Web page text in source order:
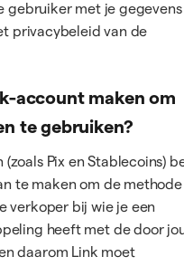
gebruiker met je gegevens
privacybeleid van de
account maken om
te gebruiken?
Pix en Stablecoins)
te maken om de
verkoper bij wie je een
heeft met de door
daarom Link moet